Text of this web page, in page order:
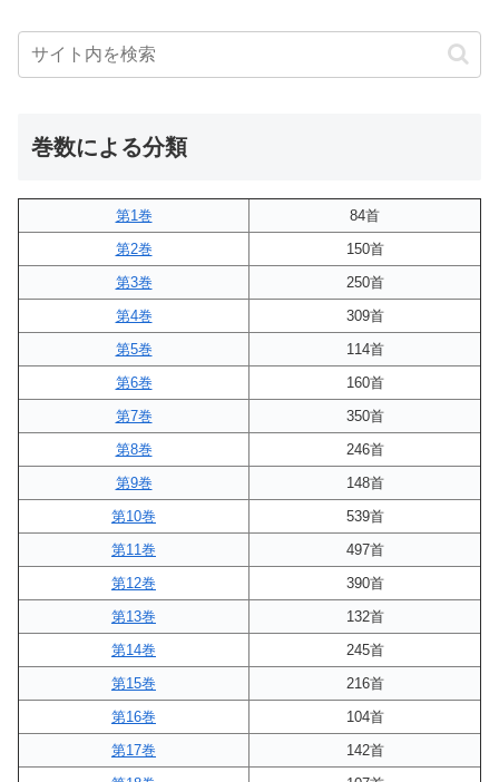
巻数による分類
第1巻
84首
第2巻
150首
第3巻
250首
第4巻
309首
第5巻
114首
第6巻
160首
第7巻
350首
第8巻
246首
第9巻
148首
第10巻
539首
第11巻
497首
第12巻
390首
第13巻
132首
第14巻
245首
第15巻
216首
第16巻
104首
第17巻
142首